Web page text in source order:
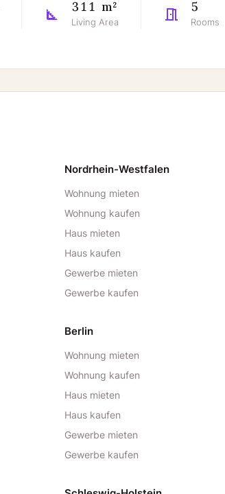
311 m²
Living Area
5
Rooms
Nordrhein-Westfalen
Wohnung mieten
Wohnung kaufen
Haus mieten
Haus kaufen
Gewerbe mieten
Gewerbe kaufen
Berlin
Wohnung mieten
Wohnung kaufen
Haus mieten
Haus kaufen
Gewerbe mieten
Gewerbe kaufen